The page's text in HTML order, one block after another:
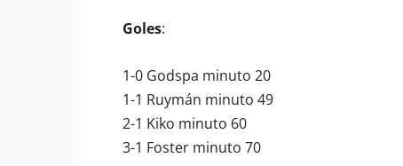
Goles:
1-0 Godspa minuto 20
1-1 Ruymán minuto 49
2-1 Kiko minuto 60
3-1 Foster minuto 70